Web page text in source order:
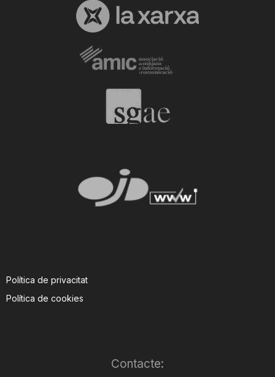
Política de privacitat
Política de cookies
Contacte: